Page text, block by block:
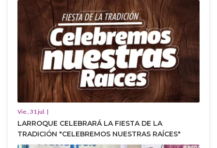
Vie., 31 jul. |
LARROQUE CELEBRARÁ LA FIESTA DE LA
TRADICIÓN "CELEBREMOS NUESTRAS RAÍCES"